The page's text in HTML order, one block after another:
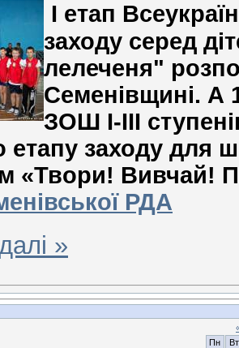
I етап
заходу серед
лелеченя"
Семенівщині. А
ЗОШ І-ІІІ
заходу для
«Твори! Вивчай!
РДА
»
Пн
Вт